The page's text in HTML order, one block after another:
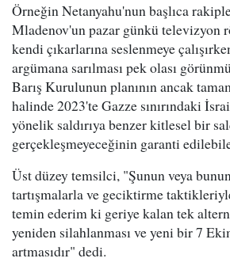
Örneğin Netanyahu'nun başlıca
Mladenov'un pazar günkü televizyon
kendi çıkarlarına seslenmeye
argümana sarılması pek olası
Barış Kurulunun planının ancak
halinde 2023'te Gazze sınırındaki
yönelik saldırıya benzer kitlesel bir
gerçekleşmeyeceğinin garanti
Üst düzey temsilci, "Şunun veya
tartışmalarla ve geciktirme
temin ederim ki geriye kalan tek
yeniden silahlanması ve yeni bir 7
artmasıdır" dedi.